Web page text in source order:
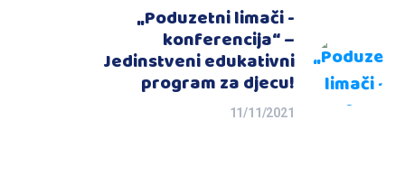
„Poduzetni limači -
konferencija“ –
Jedinstveni edukativni
program za djecu!
11/11/2021